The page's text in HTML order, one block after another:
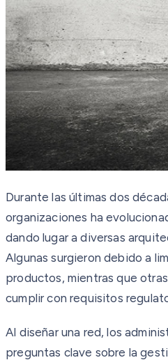
Durante las últimas dos
organizaciones ha
dando lugar a diversas
Algunas surgieron debido a
productos, mientras que
cumplir con requisitos
Al diseñar una red, los
preguntas clave sobre la